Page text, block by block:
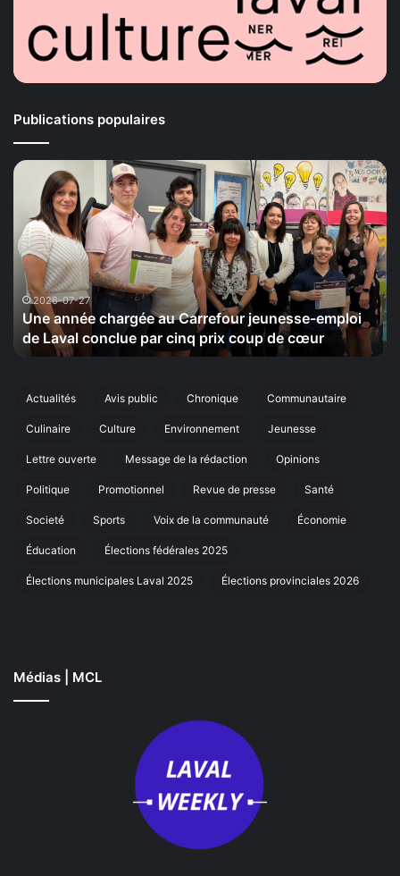
Publications populaires
07-27
chargée au Carrefour jeunesse-emploi
conclue par cinq prix coup de cœur
Maison
de
la
Sérénité
tiendra
le
20
septembre
cinquième
de
Laval
2026-07-
La
Actualités Avis public Chronique Communautaire
Culinaire Culture Environnement Jeunesse
Lettre ouverte Message de la rédaction Opinions
Politique Promotionnel Revue de presse Santé
Societé Sports Voix de la communauté Économie
Éducation Élections fédérales 2025
Élections municipales Laval 2025 Élections provinciales 2026
Médias | MCL